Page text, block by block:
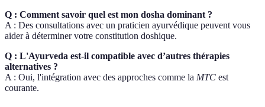
Q : Comment savoir quel est mon dosha dominant ?
A : Des consultations avec un praticien ayurvédique peuvent vous
aider à déterminer votre constitution doshique.
Q : L'Ayurveda est-il compatible avec d’autres thérapies
alternatives ?
A : Oui, l'intégration avec des approches comme la MTC est
courante.